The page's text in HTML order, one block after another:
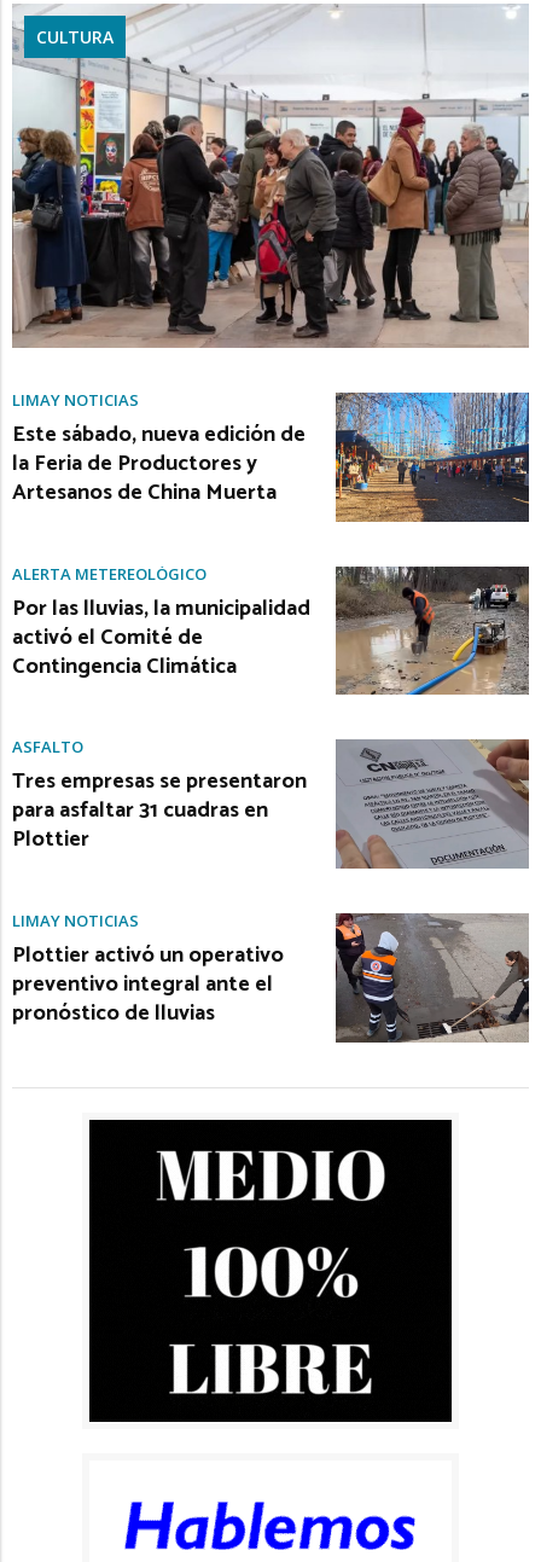
CULTURA
LIMAY NOTICIAS
Este sábado, nueva edición de
la Feria de Productores y
Artesanos de China Muerta
ALERTA METEREOLÓGICO
Por las lluvias, la municipalidad
activó el Comité de
Contingencia Climática
ASFALTO
Tres empresas se presentaron
para asfaltar 31 cuadras en
Plottier
LIMAY NOTICIAS
Plottier activó un operativo
preventivo integral ante el
pronóstico de lluvias